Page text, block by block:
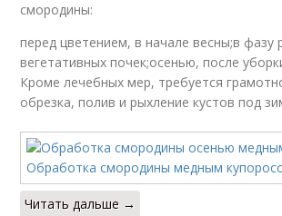
смородины:
перед цветением, в начале весны;в фазу
вегетативных почек;осенью, после
Кроме лечебных мер, требуется
обрезка, полив и рыхление кустов под
Читать дальше →